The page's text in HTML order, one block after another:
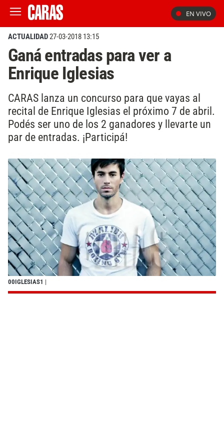
EN VIVO
ACTUALIDAD27-03-2018 13:15
Ganá entradas para ver a
Enrique Iglesias
CARAS lanza un concurso para que vayas al
recital de Enrique Iglesias el próximo 7 de abril.
Podés ser uno de los 2 ganadores y llevarte un
par de entradas. ¡Participá!
00IGLESIAS1 |